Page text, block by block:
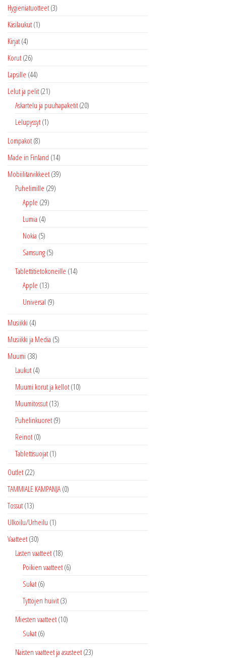
Hygieniatuotteet (3)
Käsilaukut (1)
Kirjat (4)
Korut (26)
Lapsille (44)
Lelut ja pelit (21)
Askartelu ja puuhapaketit (20)
Lelupyssyt (1)
Lompakot (8)
Made in Finland (14)
Mobiilitarvikkeet (39)
Puhelimille (29)
Apple (29)
Lumia (4)
Nokia (5)
Samsung (5)
Tablettitietokoneille (14)
Apple (13)
Universal (9)
Musiikki (4)
Musiikki ja Media (5)
Muumi (38)
Laukut (4)
Muumi korut ja kellot (10)
Muumitossut (13)
Puhelinkuoret (9)
Reinot (0)
Tablettisuojat (1)
Outlet (22)
TAMMIALE KAMPANJA (0)
Tossut (13)
Ulkoilu/Urheilu (1)
Vaatteet (30)
Lasten vaatteet (18)
Poikien vaatteet (6)
Sukat (6)
Tyttöjen huivit (3)
Miesten vaatteet (10)
Sukat (6)
Naisten vaatteet ja asusteet (23)